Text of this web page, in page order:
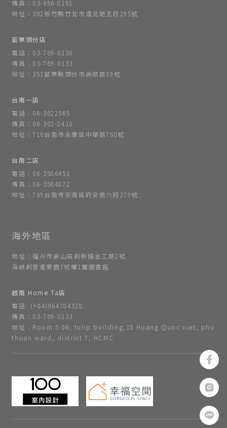
傳真：03-656-8161
地址：302新竹縣竹北市環北路五段295號
苗栗頭份店
電話：03-769-0130
傳真：03-769-0133
地址：351苗栗縣頭份市尚順路59號
台南一店
電話：06-3022565
傳真：06-302-2410
地址：710台南市永康區中華路768號
台南二店
電話：06-3586451
傳真：06-3584872
地址：709台南市安南區府安路六段279號
地址：福州市倉山區創新鎮金工路2號
海峽創意產業園7號樓1層圖書館
越南 Home Ta店
電話: (+84)964784328
傳真：03-769-0133
地址：Room 5.06, tulip building,15 Hoang Quoc viet, phu
thuan ward, district 7, HCMC.